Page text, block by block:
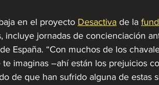
en el proyecto Desactiva de la
incluye jornadas de concienciación
España. “Con muchos de los
imaginas –ahí están los prejuicios
de que han sufrido alguna de estas